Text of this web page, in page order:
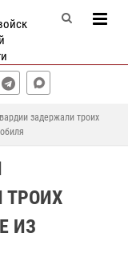
задержали троих
ТРОИХ
ИЗ